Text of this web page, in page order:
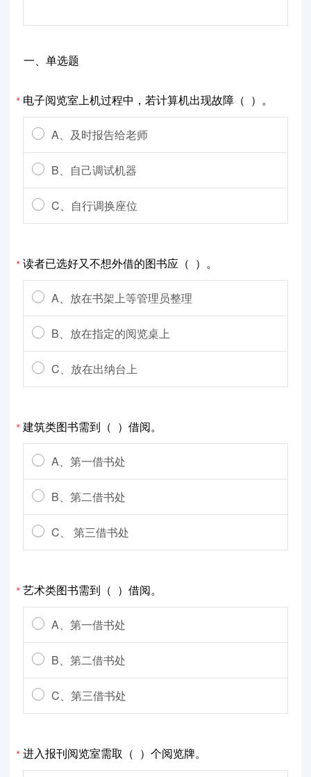
一、单选题
* 电子阅览室上机过程中，若计算机出现故障（ ）。
A、及时报告给老师
B、自己调试机器
C、自行调换座位
*读者已选好又不想外借的图书应（ ）。
A、放在书架上等管理员整理
B、放在指定的阅览桌上
C、放在出纳台上
*建筑类图书需到（ ）借阅。
A、第一借书处
B、第二借书处
C、 第三借书处
*艺术类图书需到（ ）借阅。
A、第一借书处
B、第二借书处
C、第三借书处
*进入报刊阅览室需取（ ）个阅览牌。